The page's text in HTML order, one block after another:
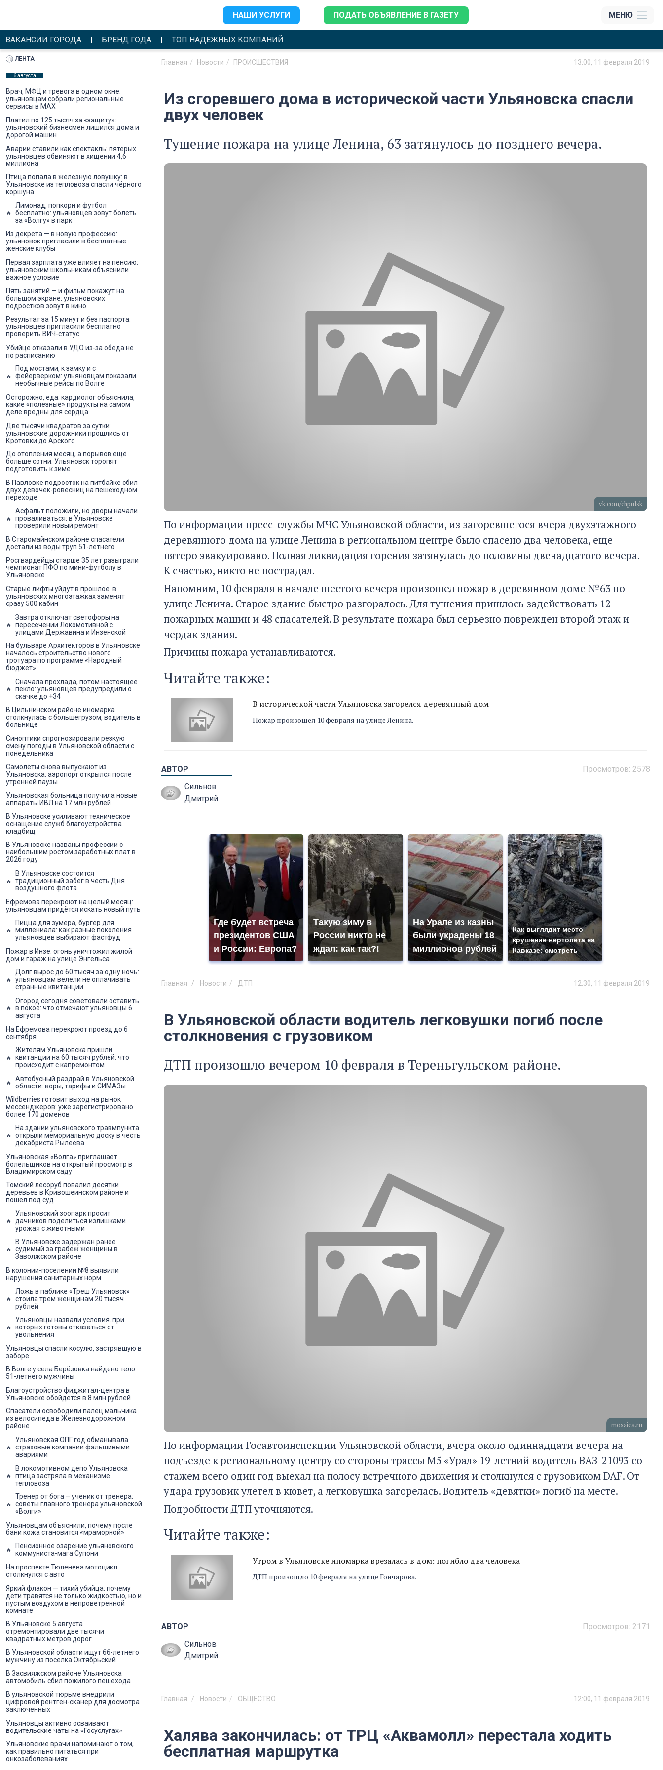
НАШИ УСЛУГИ ПОДАТЬ ОБЪЯВЛЕНИЕ В ГАЗЕТУ МЕНЮ
ВАКАНСИИ ГОРОДА БРЕНД ГОДА ТОП НАДЕЖНЫХ КОМПАНИЙ
Главная Новости ПРОИСШЕСТВИЯ 13:00, 11 февраля 2019
Из сгоревшего дома в исторической части Ульяновска спасли
двух человек
Тушение пожара на улице Ленина, 63 затянулось до позднего вечера.
vk.com/chpulsk
По информации пресс-службы МЧС Ульяновской области, из загоревшегося вчера двухэтажного
деревянного дома на улице Ленина в региональном центре было спасено два человека, еще
пятеро эвакуировано. Полная ликвидация горения затянулась до половины двенадцатого вечера.
К счастью, никто не пострадал.
Напомним, 10 февраля в начале шестого вечера произошел пожар в деревянном доме №63 по
улице Ленина. Старое здание быстро разгоралось. Для тушения пришлось задействовать 12
пожарных машин и 48 спасателей. В результате пожара был серьезно поврежден второй этаж и
чердак здания.
Причины пожара устанавливаются.
Читайте также:
В исторической части Ульяновска загорелся деревянный дом
Пожар произошел 10 февраля на улице Ленина.
Просмотров: 2578
АВТОР
Сильнов
Дмитрий
Где будет встреча
президентов США
и России: Европа?
Такую зиму в
России никто не
ждал: как так?!
На Урале из казны
были украдены 18
миллионов рублей
Как выглядит место
крушение вертолета на
Кавказе: смотреть
Главная Новости ДТП 12:30, 11 февраля 2019
В Ульяновской области водитель легковушки погиб после
столкновения с грузовиком
ДТП произошло вечером 10 февраля в Тереньгульском районе.
mosaica.ru
По информации Госавтоинспекции Ульяновской области, вчера около одиннадцати вечера на
подъезде к региональному центру со стороны трассы М5 «Урал» 19-летний водитель ВАЗ-21093 со
стажем всего один год выехал на полосу встречного движения и столкнулся с грузовиком DAF. От
удара грузовик улетел в кювет, а легковушка загорелась. Водитель «девятки» погиб на месте.
Подробности ДТП уточняются.
Читайте также:
Утром в Ульяновске иномарка врезалась в дом: погибло два человека
ДТП произошло 10 февраля на улице Гончарова.
Просмотров: 2171
АВТОР
Сильнов
Дмитрий
Главная Новости ОБЩЕСТВО 12:00, 11 февраля 2019
Халява закончилась: от ТРЦ «Аквамолл» перестала ходить
бесплатная маршрутка
ЛЕНТА
6 августа
Врач, МФЦ и тревога в одном окне:
ульяновцам собрали региональные
сервисы в MAX
Платил по 125 тысяч за «защиту»:
ульяновский бизнесмен лишился дома и
дорогой машин
Аварии ставили как спектакль: пятерых
ульяновцев обвиняют в хищении 4,6
миллиона
Птица попала в железную ловушку: в
Ульяновске из тепловоза спасли чёрного
коршуна
Лимонад, попкорн и футбол
бесплатно: ульяновцев зовут болеть
за «Волгу» в парк
Из декрета — в новую профессию:
ульяновок пригласили в бесплатные
женские клубы
Первая зарплата уже влияет на пенсию:
ульяновским школьникам объяснили
важное условие
Пять занятий — и фильм покажут на
большом экране: ульяновских
подростков зовут в кино
Результат за 15 минут и без паспорта:
ульяновцев пригласили бесплатно
проверить ВИЧ-статус
Убийце отказали в УДО из-за обеда не
по расписанию
Под мостами, к замку и с
фейерверком: ульяновцам показали
необычные рейсы по Волге
Осторожно, еда: кардиолог объяснила,
какие «полезные» продукты на самом
деле вредны для сердца
Две тысячи квадратов за сутки:
ульяновские дорожники прошлись от
Кротовки до Арского
До отопления месяц, а порывов ещё
больше сотни: Ульяновск торопят
подготовить к зиме
В Павловке подросток на питбайке сбил
двух девочек-ровесниц на пешеходном
переходе
Асфальт положили, но дворы начали
проваливаться: в Ульяновске
проверили новый ремонт
В Старомайнском районе спасатели
достали из воды труп 51-летнего
Росгвардейцы старше 35 лет разыграли
чемпионат ПФО по мини-футболу в
Ульяновске
Старые лифты уйдут в прошлое: в
ульяновских многоэтажках заменят
сразу 500 кабин
Завтра отключат светофоры на
пересечении Локомотивной с
улицами Державина и Инзенской
На бульваре Архитекторов в Ульяновске
началось строительство нового
тротуара по программе «Народный
бюджет»
Сначала прохлада, потом настоящее
пекло: ульяновцев предупредили о
скачке до +34
В Цильнинском районе иномарка
столкнулась с большегрузом, водитель в
больнице
Синоптики спрогнозировали резкую
смену погоды в Ульяновской области с
понедельника
Самолёты снова выпускают из
Ульяновска: аэропорт открылся после
утренней паузы
Ульяновская больница получила новые
аппараты ИВЛ на 17 млн рублей
В Ульяновске усиливают техническое
оснащение служб благоустройства
кладбищ
В Ульяновске названы профессии с
наибольшим ростом заработных плат в
2026 году
В Ульяновске состоится
традиционный забег в честь Дня
воздушного флота
Ефремова перекроют на целый месяц:
ульяновцам придётся искать новый путь
Пицца для зумера, бургер для
миллениала: как разные поколения
ульяновцев выбирают фастфуд
Пожар в Инзе: огонь уничтожил жилой
дом и гараж на улице Энгельса
Долг вырос до 60 тысяч за одну ночь:
ульяновцам велели не оплачивать
странные квитанции
Огород сегодня советовали оставить
в покое: что отмечают ульяновцы 6
августа
На Ефремова перекроют проезд до 6
сентября
Жителям Ульяновска пришли
квитанции на 60 тысяч рублей: что
происходит с капремонтом
Автобусный раздрай в Ульяновской
области: воры, тарифы и СИМАЗы
Wildberries готовит выход на рынок
мессенджеров: уже зарегистрировано
более 170 доменов
На здании ульяновского травмпункта
открыли мемориальную доску в честь
декабриста Рылеева
Ульяновская «Волга» приглашает
болельщиков на открытый просмотр в
Владимирском саду
Томский лесоруб повалил десятки
деревьев в Кривошеинском районе и
пошел под суд
Ульяновский зоопарк просит
дачников поделиться излишками
урожая с животными
В Ульяновске задержан ранее
судимый за грабеж женщины в
Заволжском районе
В колонии-поселении №8 выявили
нарушения санитарных норм
Ложь в паблике «Треш Ульяновск»
стоила трем женщинам 20 тысяч
рублей
Ульяновцы назвали условия, при
которых готовы отказаться от
увольнения
Ульяновцы спасли косулю, застрявшую в
заборе
В Волге у села Берёзовка найдено тело
51-летнего мужчины
Благоустройство фиджитал-центра в
Ульяновске обойдется в 8 млн рублей
Спасатели освободили палец мальчика
из велосипеда в Железнодорожном
районе
Ульяновская ОПГ год обманывала
страховые компании фальшивыми
авариями
В локомотивном депо Ульяновска
птица застряла в механизме
тепловоза
Тренер от бога – ученик от тренера:
советы главного тренера ульяновской
«Волги»
Ульяновцам объяснили, почему после
бани кожа становится «мраморной»
Пенсионное озарение ульяновского
коммуниста-мага Супони
На проспекте Тюленева мотоцикл
столкнулся с авто
Яркий флакон — тихий убийца: почему
дети травятся не только жидкостью, но и
пустым воздухом в непроветренной
комнате
В Ульяновске 5 августа
отремонтировали две тысячи
квадратных метров дорог
В Ульяновской области ищут 66-летнего
мужчину из поселка Октябрьский
В Засвияжском районе Ульяновска
автомобиль сбил пожилого пешехода
В ульяновской тюрьме внедрили
цифровой рентген-сканер для досмотра
заключенных
Ульяновцы активно осваивают
водительские чаты на «Госуслугах»
Ульяновские врачи напоминают о том,
как правильно питаться при
онкозаболеваниях